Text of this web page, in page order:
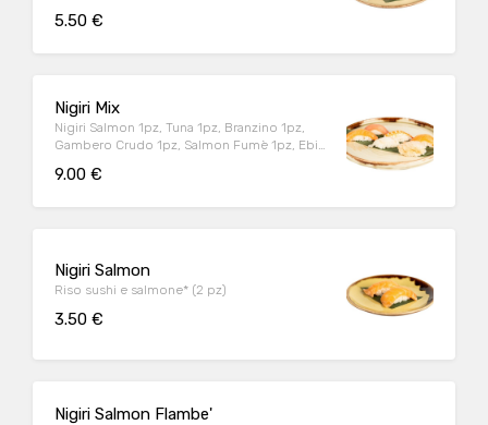
5.50 €
Nigiri Mix
Nigiri Salmon 1pz, Tuna 1pz, Branzino 1pz,
Gambero Crudo 1pz, Salmon Fumè 1pz, Ebi
9.00 €
Nigiri Salmon
Riso sushi e salmone* (2 pz)
3.50 €
Nigiri Salmon Flambe'